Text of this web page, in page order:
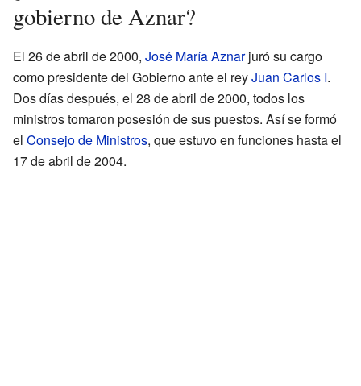
gobierno de Aznar?
El 26 de abril de 2000, José María Aznarjuró su cargo
como presidente del Gobierno ante el reyJuan Carlos I.
Dos días después, el 28 de abril de 2000, todos los
ministros tomaron posesión de sus puestos. Así se formó
el Consejo de Ministros, que estuvo en funciones hasta el
17 de abril de 2004.